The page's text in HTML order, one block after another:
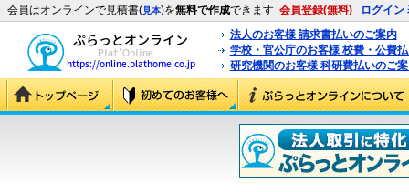
会員はオンラインで見積書(見本)を無料で作成できます 会員登録(無料) ログイン
法人のお客様 請求書払いのご案内
学校・官公庁のお客様 校費・公費
研究機関のお客様 科研費払いのご